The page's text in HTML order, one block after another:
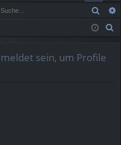
n
m
eg
ist
sein, um Profile